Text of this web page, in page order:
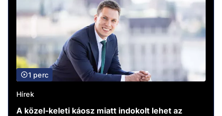
1 perc
Hírek
A közel-keleti káosz miatt indokolt lehet az